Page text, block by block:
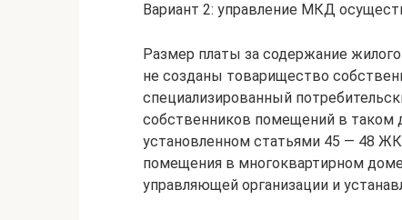
Вариант 2: управление МКД
Размер платы за содержание
не созданы товарищество
специализированный
собственников помещений в таком
установленном статьями 45 — 48
помещения в многоквартирном
управляющей организации и